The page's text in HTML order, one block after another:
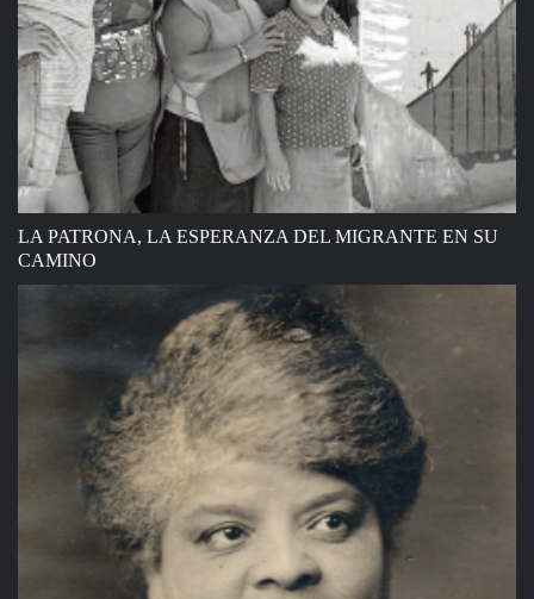
LA PATRONA, LA ESPERANZA DEL MIGRANTE EN SU
CAMINO